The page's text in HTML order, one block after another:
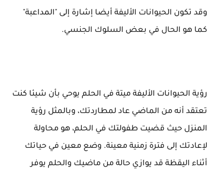
وقد تكون الحيوانات الأليفة أيضا إشارة إلى "المداعبة"
كما هو الحال في بعض السلوك الجنسي.
رؤية الحيوانات الأليفة ميتة في الحلم يوحي بأن شيئا كنت
تعتقد أنه من الماضي عاد لمطاردتك، وبالمثل رؤية
المنزل حيث قضيت طفولتك في الحلم، هو محاولة
لإعادتك إلى فترة زمنية معينة. وضع معين في حياتك
أثناء اليقظة قد يوازي حالة من ماضيك والحلم يوفر